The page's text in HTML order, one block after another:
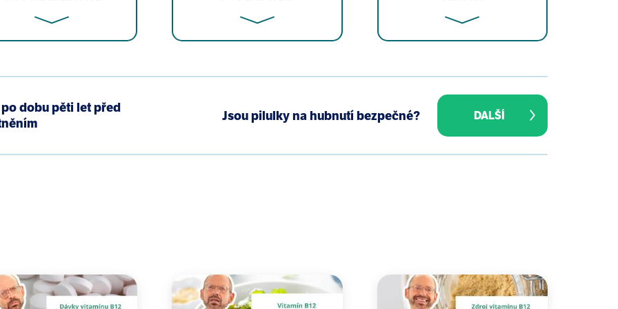
B. The relationship of perceptions of tap water safety with intake of sugar-sweetened
adults. Public Health Nutr. 2014;17(1):179-85.
BB, et al. Chemical, microbial and physical evaluation of commercial bottled waters in
Sci Health A Tox Hazard Subst Environ Eng. 2008;43(4):335-47.
matter as precursor to disinfection byproducts and its removal using conventional and
N, Grimalt JO, Kogevinas M. Meta-analysis of studies on individual consumption of
cancer. J Epidemiol Community Health. 2003;57(3):166-73.
dobu pěti let před
Jsou pilulky na hubnutí bezpečné? DALŠÍ